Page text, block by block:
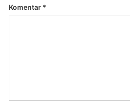
Komentar *